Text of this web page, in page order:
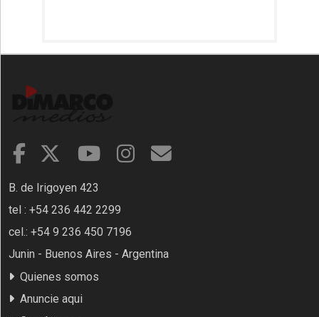
B. de Irigoyen 423
tel : +54 236 442 2299
cel.: +54 9 236 450 7196
Junin - Buenos Aires - Argentina
Quienes somos
Anuncie aqui